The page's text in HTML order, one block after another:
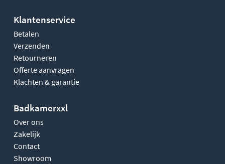
Klantenservice
Betalen
Verzenden
Retourneren
Offerte aanvragen
Klachten & garantie
Badkamerxxl
Over ons
Zakelijk
Contact
Showroom